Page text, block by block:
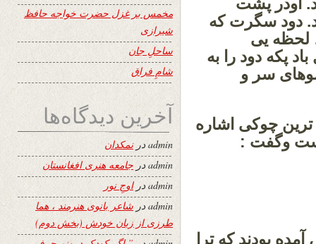
دود سگرت که
لحظه یی
پکه دود را به
سر و
ترین چوکی اشاره
وگفت :
بودند که ترا
مخمس بر غزل حضرت خواجه حافظ
شیرازی
ساحلِ جان
شامِ فراق
آخرین دیدگاه‌ها
adminدرنمکدان
adminدر جامعه هنری افغانستان
adminدراوجِ نور
adminدر شاعر بانوی هنرمند ، هما
طرزی از زبان خودش (بخش دوم)